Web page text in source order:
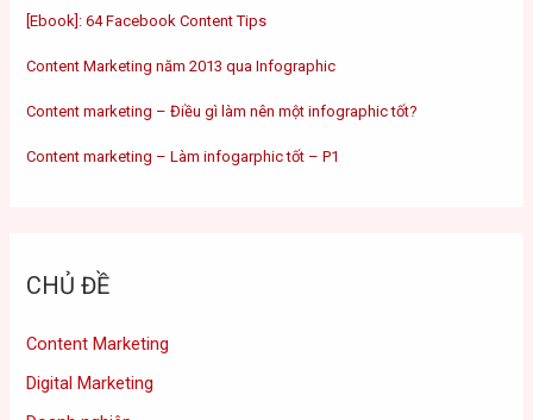
[Ebook]: 64 Facebook Content Tips
Content Marketing năm 2013 qua Infographic
Content marketing – Điều gì làm nên một infographic tốt?
Content marketing – Làm infogarphic tốt – P1
CHỦ ĐỀ
Content Marketing
Digital Marketing